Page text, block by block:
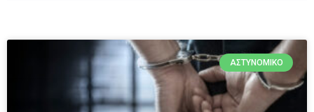
ΑΣΤΥΝΟΜΙΚΌ